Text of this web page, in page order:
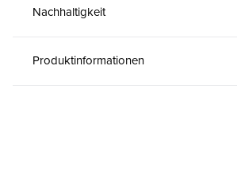
Nachhaltigkeit
Produktinformationen